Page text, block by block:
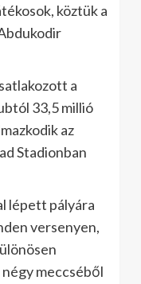
köztük a
a
33,5 millió
az
Stadionban
lépett pályára
versenyen,
meccséből